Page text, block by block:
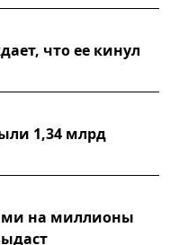
что ее кинул
1,34 млрд
на миллионы